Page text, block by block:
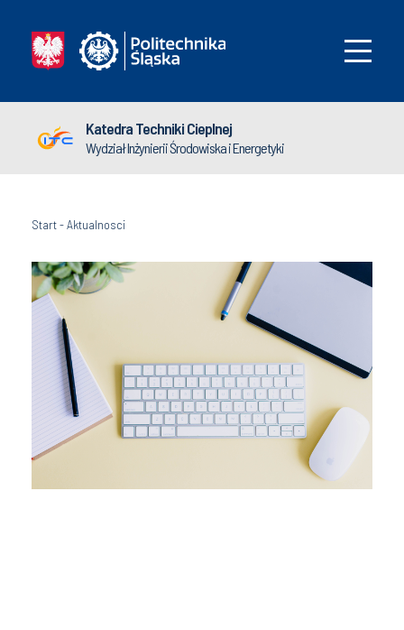
Katedra Techniki Cieplnej
Wydział Inżynierii Środowiska i Energetyki
Start-Aktualnosci